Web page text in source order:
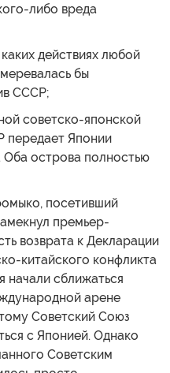
либо вреда
действиях любой
бы
СССР;
советско-японской
передает Японии
острова полностью
посетивший
премьер-
возврата к Декларации
китайского конфликта
сближаться
арене
Советский Союз
с Японией. Однако
Советским